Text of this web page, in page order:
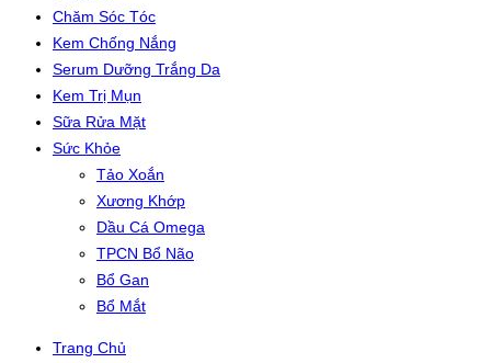
Chăm Sóc Tóc
Kem Chống Nắng
Serum Dưỡng Trắng Da
Kem Trị Mụn
Sữa Rửa Mặt
Sức Khỏe
Tảo Xoắn
Xương Khớp
Dầu Cá Omega
TPCN Bổ Não
Bổ Gan
Bổ Mắt
Trang Chủ